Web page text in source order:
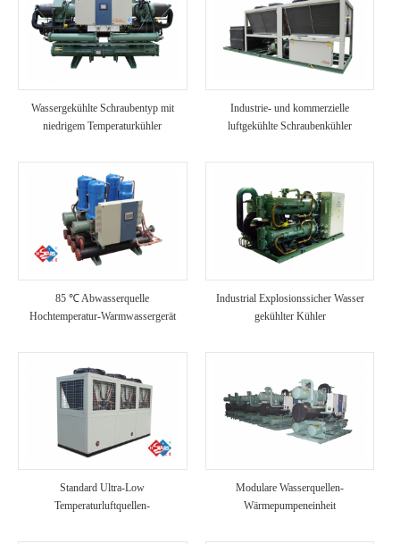
Wassergekühlte Schraubentyp mit
niedrigem Temperaturkühler
Industrie- und kommerzielle
luftgekühlte Schraubenkühler
85 ℃ Abwasserquelle
Hochtemperatur-Warmwassergerät
Industrial Explosionssicher Wasser
gekühlter Kühler
Standard Ultra-Low
Temperaturluftquellen-
Modulare Wasserquellen-
Wärmepumpeneinheit